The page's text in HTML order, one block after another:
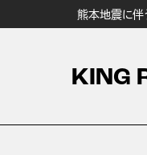
熊本地震に伴
KING